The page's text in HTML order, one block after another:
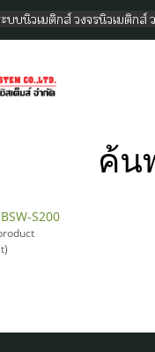
บบนิวเมติกส์ วงจรนิวเมติก
ค้น
S200